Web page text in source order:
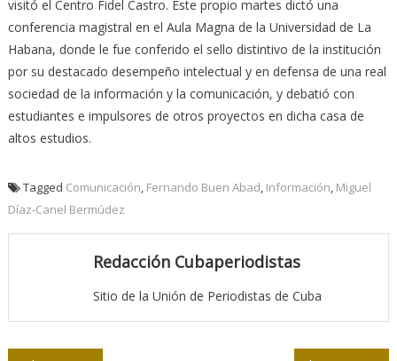
visitó el Centro Fidel Castro. Este propio martes dictó una
conferencia magistral en el Aula Magna de la Universidad de La
Habana, donde le fue conferido el sello distintivo de la institución
por su destacado desempeño intelectual y en defensa de una real
sociedad de la información y la comunicación, y debatió con
estudiantes e impulsores de otros proyectos en dicha casa de
altos estudios.
Tagged Comunicación, Fernando Buen Abad, Información, Miguel
Díaz-Canel Bermúdez
Redacción Cubaperiodistas
Sitio de la Unión de Periodistas de Cuba